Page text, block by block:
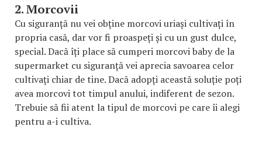
2. Morcovii
Cu siguranță nu vei obține morcovi uriași cultivați în
propria casă, dar vor fi proaspeți și cu un gust dulce,
special. Dacă îți place să cumperi morcovi baby de la
supermarket cu siguranță vei aprecia savoarea celor
cultivați chiar de tine. Dacă adopți această soluție poți
avea morcovi tot timpul anului, indiferent de sezon.
Trebuie să fii atent la tipul de morcovi pe care îi alegi
pentru a-i cultiva.